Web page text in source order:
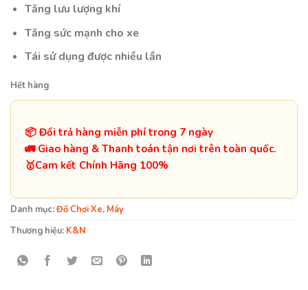
Tăng lưu lượng khí
Tăng sức mạnh cho xe
Tái sử dụng được nhiều lần
Hết hàng
📦 Đổi trả hàng miễn phí trong 7 ngày
🚛 Giao hàng & Thanh toán tận nơi trên toàn quốc.
️🥇Cam kết Chính Hãng 100%
Danh mục:Đồ Chơi Xe, Máy
Thương hiệu: K&N